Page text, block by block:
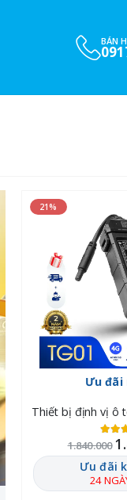
BÁN
xe
Thiết bị định vị ô tô TG01 4G: Tắt máy từ xa, Chống trộm 24/7
21%
Ưu đãi
1.840.000
Ưu đãi
24